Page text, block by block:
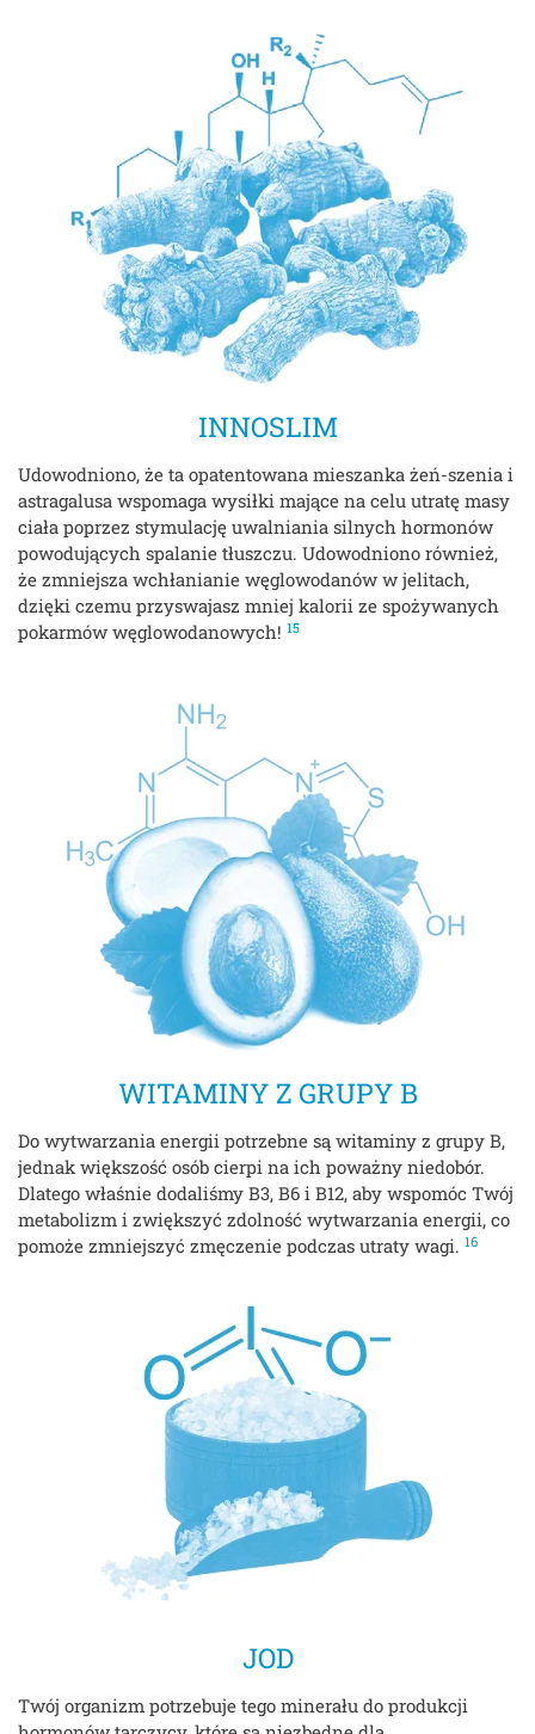
INNOSLIM
Udowodniono, że ta opatentowana mieszanka żeń-szenia i
astragalusa wspomaga wysiłki mające na celu utratę masy
ciała poprzez stymulację uwalniania silnych hormonów
powodujących spalanie tłuszczu. Udowodniono również,
że zmniejsza wchłanianie węglowodanów w jelitach,
dzięki czemu przyswajasz mniej kalorii ze spożywanych
pokarmów węglowodanowych! 15
WITAMINY Z GRUPY B
Do wytwarzania energii potrzebne są witaminy z grupy B,
jednak większość osób cierpi na ich poważny niedobór.
Dlatego właśnie dodaliśmy B3, B6 i B12, aby wspomóc Twój
metabolizm i zwiększyć zdolność wytwarzania energii, co
pomoże zmniejszyć zmęczenie podczas utraty wagi. 16
JOD
Twój organizm potrzebuje tego minerału do produkcji